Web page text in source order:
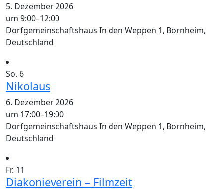
5. Dezember 2026
um 9:00–12:00
Dorfgemeinschaftshaus In den Weppen 1, Bornheim,
Deutschland
So. 6
Nikolaus
6. Dezember 2026
um 17:00–19:00
Dorfgemeinschaftshaus In den Weppen 1, Bornheim,
Deutschland
Fr. 11
Diakonieverein – Filmzeit